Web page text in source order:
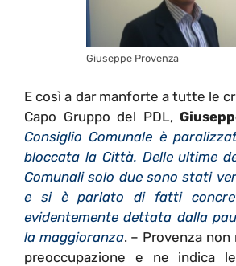
Giuseppe Provenza
E così a dar manforte a tutte le
Capo Gruppo del PDL,
Consiglio Comunale è
bloccata la Città. Delle ultime
Comunali solo due sono stati
e si è parlato di fatti
evidentemente dettata dalla
la maggioranza. – Provenza non
preoccupazione e ne indica